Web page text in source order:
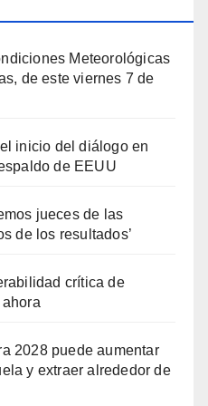
Meteorológicas
de este viernes 7 de
inicio del diálogo en
de EEUU
jueces de las
de los resultados’
crítica de
2028 puede aumentar
y extraer alrededor de